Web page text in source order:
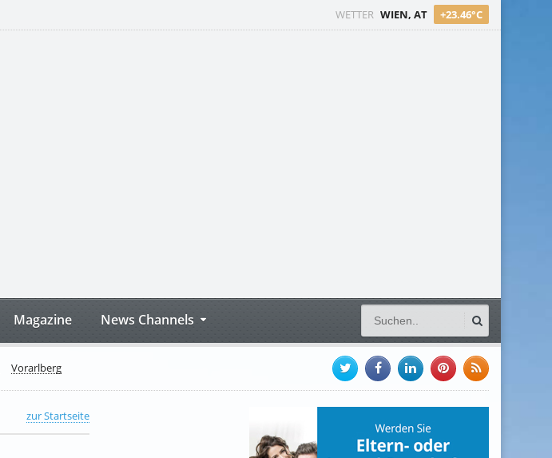
WETTER WIEN, AT +23.46°C
Magazine News Channels
Vorarlberg
zur Startseite